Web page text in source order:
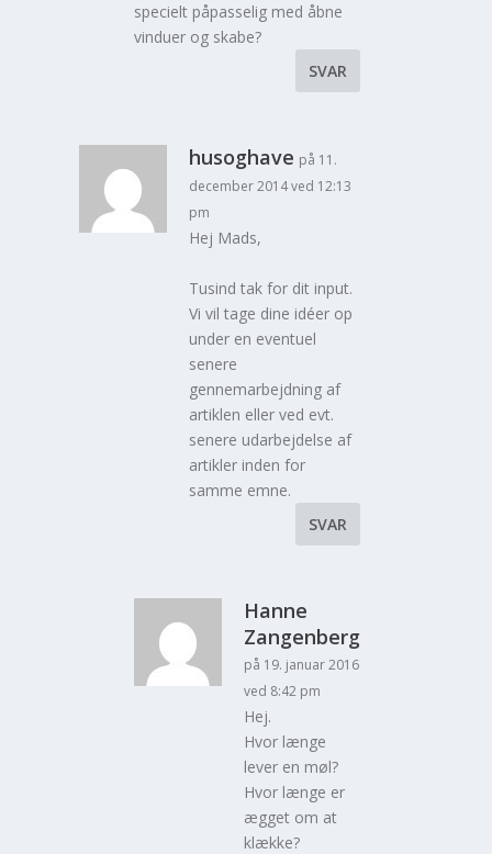
specielt påpasselig med åbne
vinduer og skabe?
SVAR
husoghave på 11.
december 2014 ved 12:13
pm
Hej Mads,
Tusind tak for dit input.
Vi vil tage dine idéer op
under en eventuel
senere
gennemarbejdning af
artiklen eller ved evt.
senere udarbejdelse af
artikler inden for
samme emne.
SVAR
Hanne
Zangenberg
på 19. januar 2016
ved 8:42 pm
Hej.
Hvor længe
lever en møl?
Hvor længe er
ægget om at
klække?